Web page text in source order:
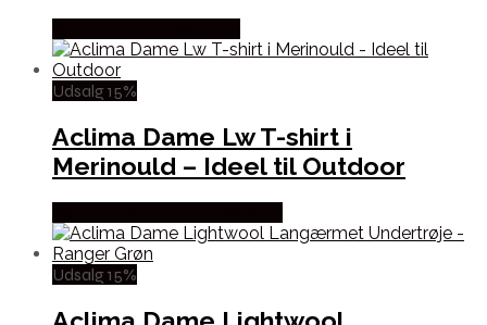
Udsalg 15%
Aclima Dame Lw T-shirt i
Merinould – Ideel til Outdoor
Udsalg 15%